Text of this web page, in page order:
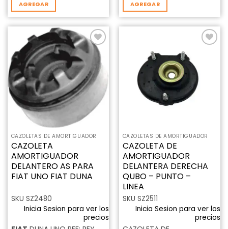
AGREGAR AGREGAR
Añadir
lista de
deseos
CAZOLETAS DE AMORTIGUADOR
CAZOLETA
AMORTIGUADOR
DELANTERO AS PARA
FIAT UNO FIAT DUNA
SKU SZ2480
Inicia Sesion para ver los
precios
lista de
deseos
CAZOLETAS DE AMORTIGUADOR
CAZOLETA DE
AMORTIGUADOR
DELANTERA DERECHA
QUBO – PUNTO –
LINEA
SKU SZ2511
Inicia Sesion para ver los
precios